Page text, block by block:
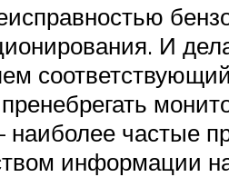
И
частые
информации